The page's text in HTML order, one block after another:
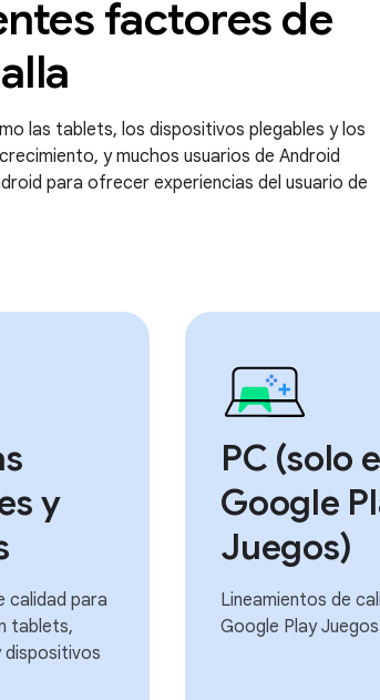
factores de
las tablets, los dispositivos plegables y los
y muchos usuarios de Android
para ofrecer experiencias del usuario de
y
calidad para
tablets,
dispositivos
PC (solo
Google
Juegos)
Lineamientos de
Google Play